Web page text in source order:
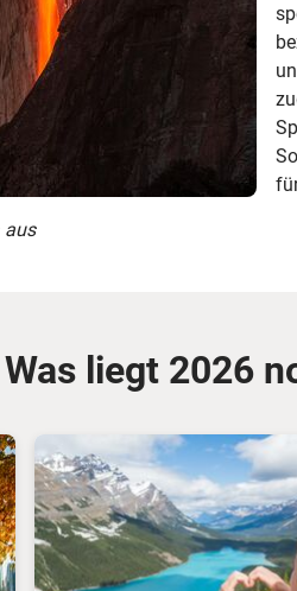
aus
Was liegt 2026